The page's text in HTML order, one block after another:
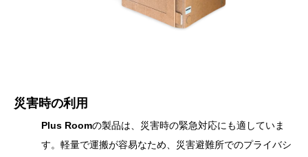
災害時の利用
Plus Roomの製品は、災害時の緊急対応にも適していま
す。軽量で運搬が容易なため、災害避難所でのプライバシ